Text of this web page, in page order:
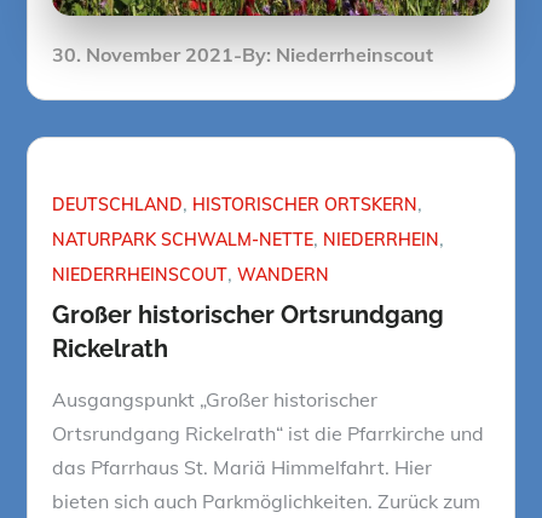
Posted
30. November 2021 By: Niederrheinscout
DEUTSCHLAND HISTORISCHER ORTSKERN
NATURPARK SCHWALM-NETTE NIEDERRHEIN
NIEDERRHEINSCOUT WANDERN
Großer historischer Ortsrundgang
Rickelrath
Ausgangspunkt „Großer historischer
Ortsrundgang Rickelrath“ ist die Pfarrkirche und
das Pfarrhaus St. Mariä Himmelfahrt. Hier
bieten sich auch Parkmöglichkeiten. Zurück zum